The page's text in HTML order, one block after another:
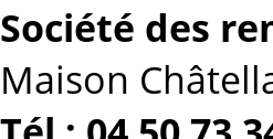
Société des
Maison